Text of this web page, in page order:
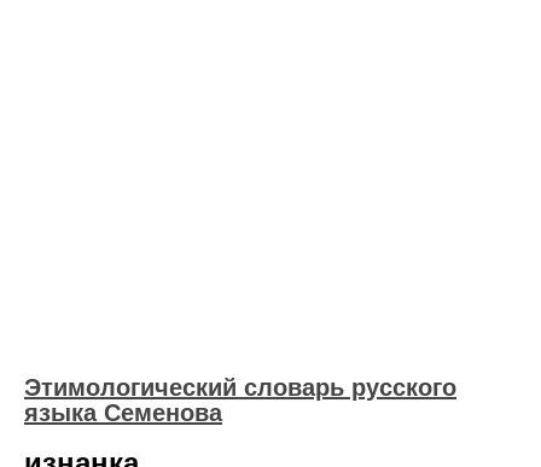
Этимологический словарь русского
языка Семенова